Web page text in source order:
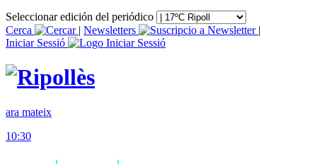
Seleccionar edición del periódico
Cerca
| Newsletters
|
Iniciar Sessió
ara mateix
10:30